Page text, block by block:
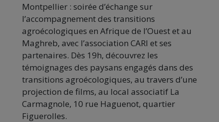
Montpellier : soirée d’échange sur
l’accompagnement des transitions
agroécologiques en Afrique de l’Ouest et au
Maghreb, avec l’association CARI et ses
partenaires. Dès 19h, découvrez les
témoignages des paysans engagés dans des
transitions agroécologiques, au travers d’une
projection de films, au local associatif La
Carmagnole, 10 rue Haguenot, quartier
Figuerolles.